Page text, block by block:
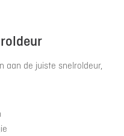
aan de juiste snelroldeur,